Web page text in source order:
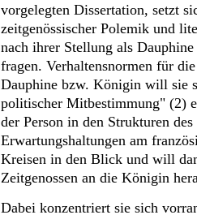
vorgelegten Dissertation, setzt
zeitgenössischer Polemik und
nach ihrer Stellung als
fragen. Verhaltensnormen für
Dauphine bzw. Königin will sie
politischer Mitbestimmung" (2)
der Person in den Strukturen
Erwartungshaltungen am
Kreisen in den Blick und will
Zeitgenossen an die Königin
Dabei konzentriert sie sich